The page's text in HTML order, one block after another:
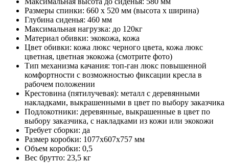
Размеры спинки: 660 х 520 мм (высота х ширина)
Глубина сиденья: 460 мм
Максимальная нагрузка: до 120кг
Материал обивки: экокожа, кожа
Цвет обивки: кожа люкс черного цвета, кожа люкс
цветная, цветная экокожа (смотрите фото)
Тип механизма качания: топ-ган люкс повышенной
комфортности с возможностью фиксации кресла в
рабочем положении
Крестовина (пятилучевая): металл с деревянными
накладками, выкрашенными в цвет по выбору заказчика
Подлокотники: деревянные, выкрашенные в цвет по
выбору заказчика, с накладками из кожи или экокожи
Требует сборки: да
Размер коробки: 1077х607х757 мм
Объем коробки: 0,5
Вес брутто: 23,5 кг